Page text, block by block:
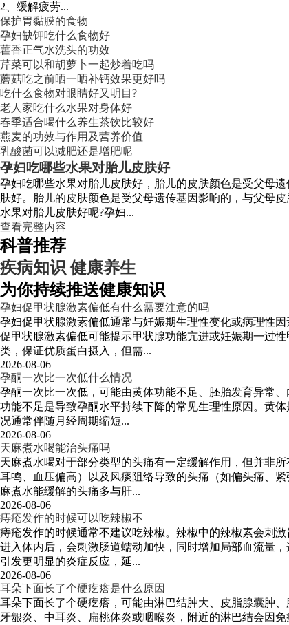
2、缓解疲劳...
保护胃黏膜的食物
孕妇缺钾吃什么食物好
藿香正气水洗头的功效
芹菜可以和胡萝卜一起炒着吃吗
蘑菇吃之前晒一晒补钙效果更好吗
吃什么食物对眼睛好又明目?
老人家吃什么水果对身体好
春季适合喝什么养生茶饮比较好
燕麦的功效与作用及营养价值
乳酸菌可以减肥还是增肥呢
孕妇吃哪些水果对胎儿皮肤好
孕妇吃哪些水果对胎儿皮肤好，胎儿的皮肤颜色是受父母
肤好。胎儿的皮肤颜色是受父母遗传基因影响的，与父母
水果对胎儿皮肤好呢?孕妇...
查看完整内容
科普推荐
疾病知识 健康养生
为你持续推送健康知识
孕妇促甲状腺激素偏低有什么需要注意的吗
孕妇促甲状腺激素偏低通常与妊娠期生理性变化或病理性
促甲状腺激素偏低可能提示甲状腺功能亢进或妊娠期一过
类，保证优质蛋白摄入，但需...
2026-08-06
孕酮一次比一次低什么情况
孕酮一次比一次低，可能由黄体功能不足、胚胎发育异常
功能不足是导致孕酮水平持续下降的常见生理性原因。黄
况通常伴随月经周期缩短...
2026-08-06
天麻煮水喝能治头痛吗
天麻煮水喝对于部分类型的头痛有一定缓解作用，但并非
耳鸣、血压偏高）以及风痰阻络导致的头痛（如偏头痛、
麻煮水能缓解的头痛多与肝...
2026-08-06
痔疮发作的时候可以吃辣椒不
痔疮发作的时候通常不建议吃辣椒。辣椒中的辣椒素会刺
进入体内后，会刺激肠道蠕动加快，同时增加局部血流量
引发更明显的炎症反应，延...
2026-08-06
耳朵下面长了个硬疙瘩是什么原因
耳朵下面长了个硬疙瘩，可能由淋巴结肿大、皮脂腺囊肿
牙龈炎、中耳炎、扁桃体炎或咽喉炎，附近的淋巴结会因